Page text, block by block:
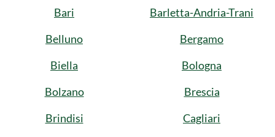
Bari
Barletta-Andria-Trani
Belluno
Bergamo
Biella
Bologna
Bolzano
Brescia
Brindisi
Cagliari